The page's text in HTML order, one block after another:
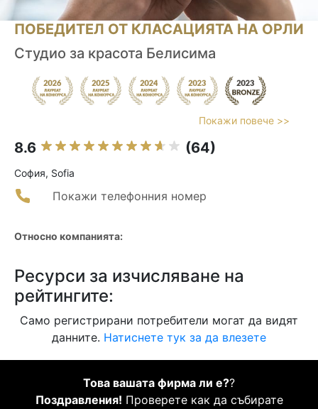
ПОБЕДИТЕЛ ОТ КЛАСАЦИЯТА НА ОРЛИ
Студио за красота Белисима
Покажи повече >>
8.6 (64)
София, Sofia
Покажи телефонния номер
Относно компанията:
Ресурси за изчисляване на
рейтингите:
Само регистрирани потребители могат да видят
данните. Натиснете тук за да влезете
Това вашата фирма ли е??
Поздравления! Проверете как да събирате